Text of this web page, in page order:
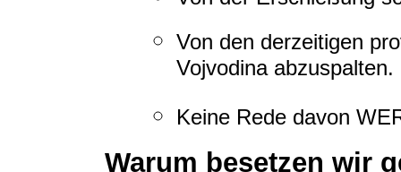
Von den derzeitigen
Vojvodina abzuspalten.
Keine Rede davon
Warum besetzen wir